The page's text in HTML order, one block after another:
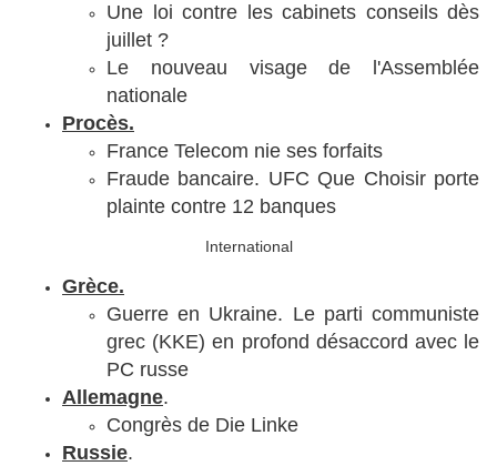
Une loi contre les cabinets conseils dès
juillet ?
Le nouveau visage de l'Assemblée
nationale
Procès.
France Telecom nie ses forfaits
Fraude bancaire. UFC Que Choisir porte
plainte contre 12 banques
International
Grèce.
Guerre en Ukraine. Le parti communiste
grec (KKE) en profond désaccord avec le
PC russe
Allemagne.
Congrès de Die Linke
Russie.